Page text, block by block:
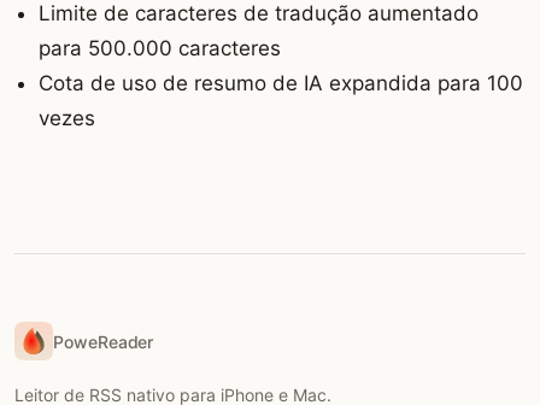
Limite de caracteres de tradução aumentado
para 500.000 caracteres
Cota de uso de resumo de IA expandida para 100
vezes
PoweReader
Leitor de RSS nativo para iPhone e Mac.